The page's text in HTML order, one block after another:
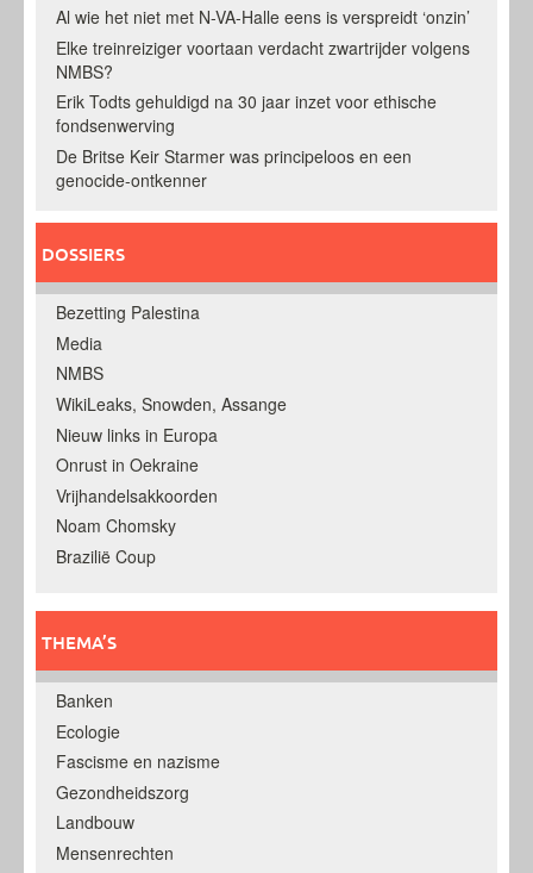
Al wie het niet met N-VA-Halle eens is verspreidt ‘onzin’
Elke treinreiziger voortaan verdacht zwartrijder volgens
NMBS?
Erik Todts gehuldigd na 30 jaar inzet voor ethische
fondsenwerving
De Britse Keir Starmer was principeloos en een
genocide-ontkenner
DOSSIERS
Bezetting Palestina
Media
NMBS
WikiLeaks, Snowden, Assange
Nieuw links in Europa
Onrust in Oekraine
Vrijhandelsakkoorden
Noam Chomsky
Brazilië Coup
THEMA’S
Banken
Ecologie
Fascisme en nazisme
Gezondheidszorg
Landbouw
Mensenrechten